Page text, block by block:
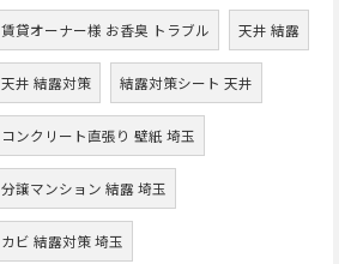
賃貸オーナー様 お香臭 トラブル 天井 結露
天井 結露対策 結露対策シート 天井
コンクリート直張り 壁紙 埼玉
分譲マンション 結露 埼玉
カビ 結露対策 埼玉